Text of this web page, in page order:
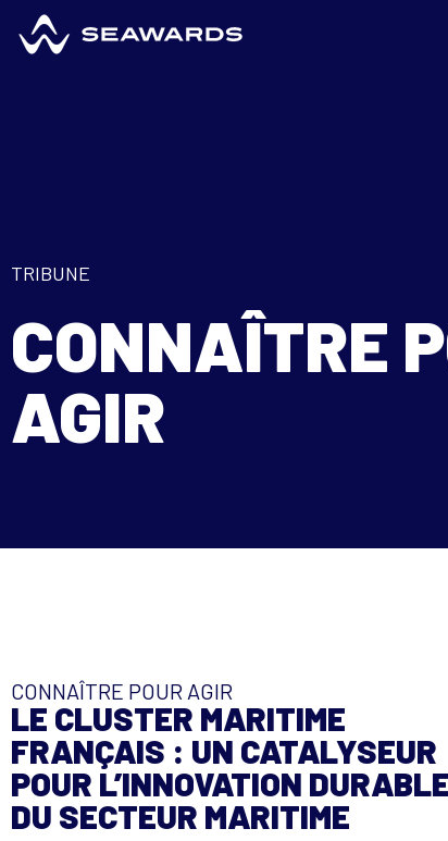
TRIBUNE
CONNAÎTRE
AGIR
CONNAÎTRE POUR AGIR
LE CLUSTER MARITIME
FRANÇAIS : UN CATALYSEUR
POUR L’INNOVATION DURABLE
DU SECTEUR MARITIME